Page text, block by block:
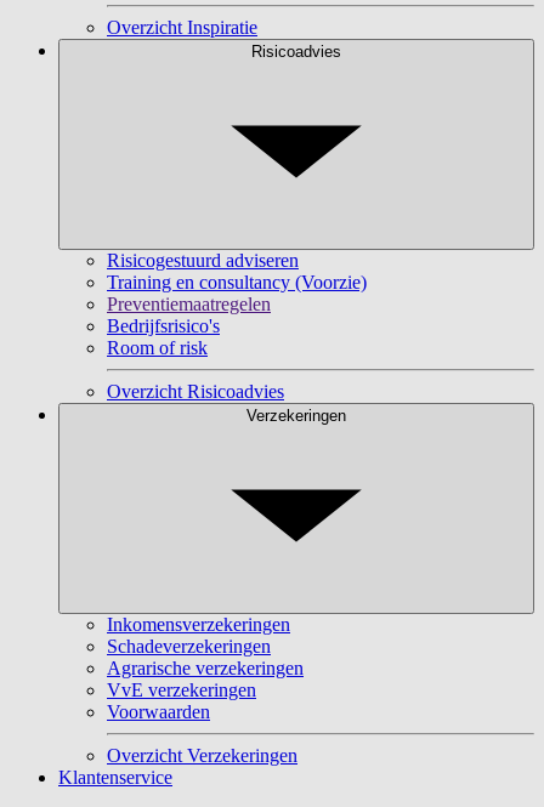
Overzicht Inspiratie
Risicoadvies
Risicogestuurd adviseren
Training en consultancy (Voorzie)
Preventiemaatregelen
Bedrijfsrisico's
Room of risk
Overzicht Risicoadvies
Verzekeringen
Inkomensverzekeringen
Schadeverzekeringen
Agrarische verzekeringen
VvE verzekeringen
Voorwaarden
Overzicht Verzekeringen
Klantenservice